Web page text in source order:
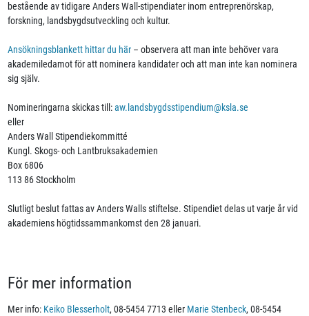
bestående av tidigare Anders Wall-stipendiater inom entreprenörskap,
forskning, landsbygdsutveckling och kultur.
Ansökningsblankett hittar du här – observera att man inte behöver vara
akademiledamot för att nominera kandidater och att man inte kan nominera
sig själv.
Nomineringarna skickas till:aw.landsbygdsstipendium@ksla.se
eller
Anders Wall Stipendiekommitté
Kungl. Skogs- och Lantbruksakademien
Box 6806
113 86 Stockholm
Slutligt beslut fattas av Anders Walls stiftelse. Stipendiet delas ut varje år vid
akademiens högtidssammankomst den 28 januari.
För mer information
Mer info: Keiko Blesserholt, 08-5454 7713 eller Marie Stenbeck, 08-5454